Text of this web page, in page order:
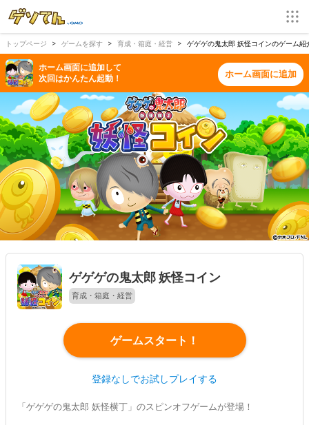
トップページ ゲームを探す 育成・箱庭・経営 ゲゲゲの鬼太郎 妖怪コインのゲーム
ホーム画面に追加して
次回はかんたん起動！
ホーム画面に追加
ゲゲゲの鬼太郎 妖怪コイン
育成・箱庭・経営
ゲームスタート！
登録なしでお試しプレイする
「ゲゲゲの鬼太郎 妖怪横丁」のスピンオフゲームが登場！